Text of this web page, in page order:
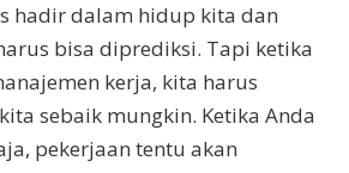
hadir dalam hidup kita dan
bisa diprediksi. Tapi ketika
kerja, kita harus
sebaik mungkin. Ketika Anda
pekerjaan tentu akan